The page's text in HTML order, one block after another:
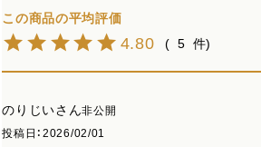
4.80 5
のりじい
非公開
投稿日
2026/02/01